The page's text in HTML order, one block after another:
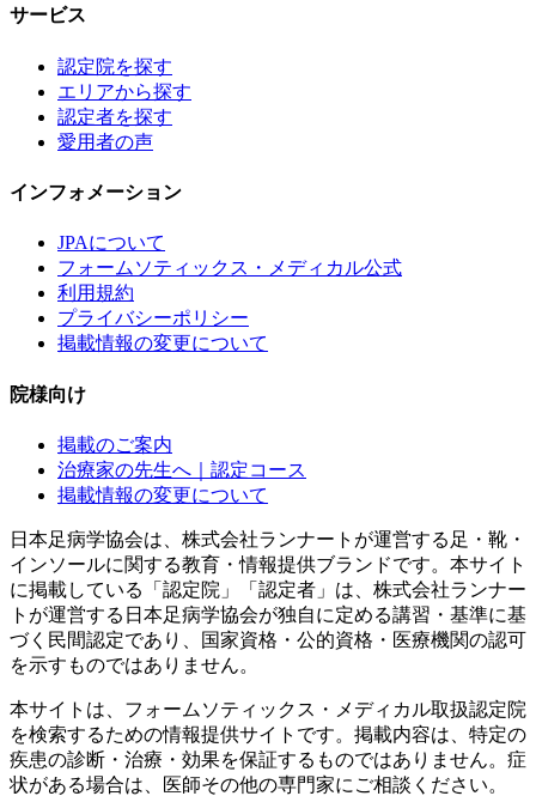
サービス
認定院を探す
エリアから探す
認定者を探す
愛用者の声
インフォメーション
JPAについて
フォームソティックス・メディカル公式
利用規約
プライバシーポリシー
掲載情報の変更について
院様向け
掲載のご案内
治療家の先生へ｜認定コース
掲載情報の変更について
日本足病学協会は、株式会社ランナートが運営する足・靴・
インソールに関する教育・情報提供ブランドです。本サイト
に掲載している「認定院」「認定者」は、株式会社ランナー
トが運営する日本足病学協会が独自に定める講習・基準に基
づく民間認定であり、国家資格・公的資格・医療機関の認可
を示すものではありません。
本サイトは、フォームソティックス・メディカル取扱認定院
を検索するための情報提供サイトです。掲載内容は、特定の
疾患の診断・治療・効果を保証するものではありません。症
状がある場合は、医師その他の専門家にご相談ください。